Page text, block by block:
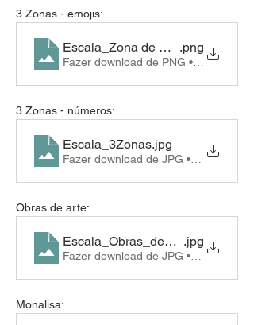
3 Zonas - emojis:
Escala_Zona de Resiliencia
.png
Fazer download de PNG • 138KB
3 Zonas - números:
Escala_3Zonas.jpg
Fazer download de JPG • 60KB
Obras de arte:
Escala_Obras_de_arte.jpg
Fazer download de JPG • 54KB
Monalisa: